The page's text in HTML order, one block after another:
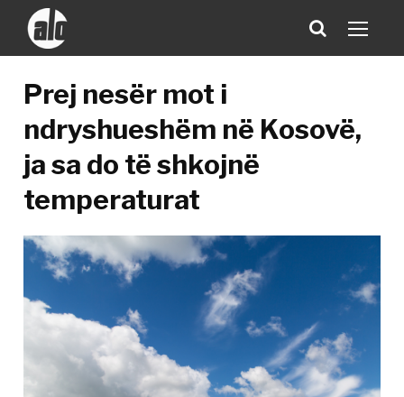
Prej nesër mot i
ndryshueshëm në Kosovë,
ja sa do të shkojnë
temperaturat